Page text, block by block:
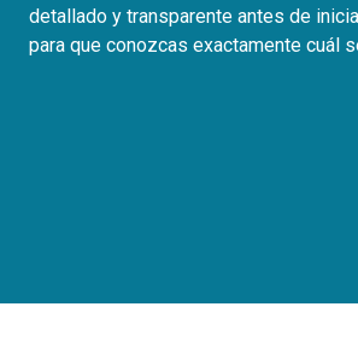
detallado y transparente antes de
para que conozcas exactamente cuál